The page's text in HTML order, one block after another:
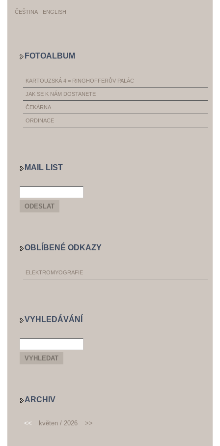
ČEŠTINA ENGLISH
FOTOALBUM
KARTOUZSKÁ 4 = RINGHOFFERŮV PALÁC
JAK SE K NÁM DOSTANETE
ČEKÁRNA
ORDINACE
MAIL LIST
OBLÍBENÉ ODKAZY
ELEKTROMYOGRAFIE
VYHLEDÁVÁNÍ
ARCHIV
<< květen / 2026 >>